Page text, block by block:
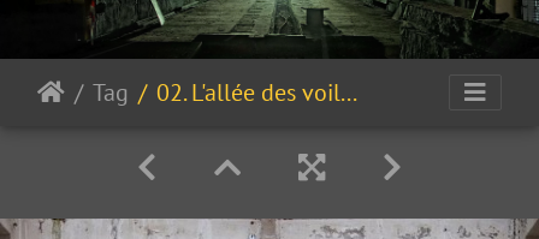
Tag 02. L'allée des voiles blancs